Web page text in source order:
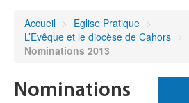
Démarches et sacrements
Sanctuaires & Pélerinages
Accueil > Eglise Pratique >
L’Evêque et le diocèse de Cahors >
Nominations 2013
Nominations